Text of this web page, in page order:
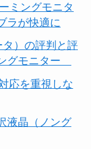
ミングモニタ
ラが快適に
）の評判と評
グモニター
応を重視しな
液晶（ノング